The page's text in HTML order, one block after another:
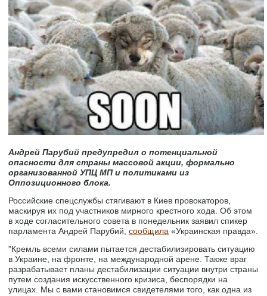
Андрей Парубий предупредил о потенциальной
опасности для страны массовой акции, формально
организованной УПЦ МП и политиками из
Оппозиционного блока.
Российские спецслужбы стягивают в Киев провокаторов,
маскируя их под участников мирного крестного хода. Об этом
в ходе согласительного совета в понедельник заявил спикер
парламента Андрей Парубий,сообщила «Украинская правда».
"Кремль всеми силами пытается дестабилизировать ситуацию
в Украине, на фронте, на международной арене. Также враг
разрабатывает планы дестабилизации ситуации внутри страны
путем создания искусственного кризиса, беспорядки на
улицах. Мы с вами становимся свидетелями того, как одна из